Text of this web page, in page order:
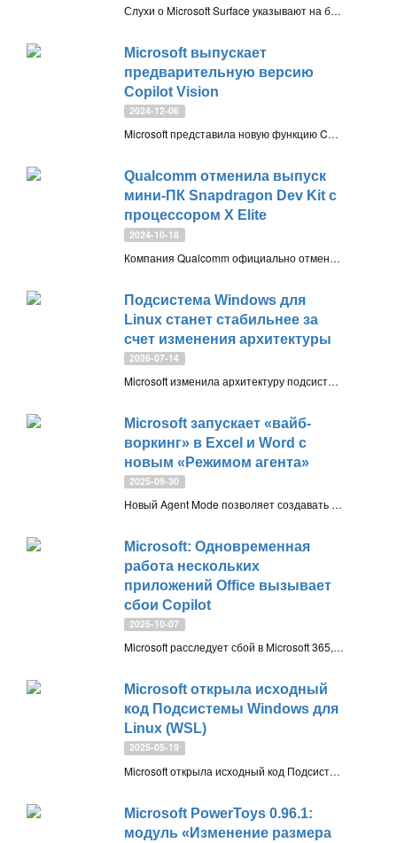
Слухи о Microsoft Surface указывают на большое обновление Copilot+ ПК в следующем году. Предполагается, что обновление линейки Surface в 2025 году включает ноутбуки Copilot Plus на базе Intel Lunar Lake
Microsoft выпускает
предварительную версию
Copilot Vision
2024-12-06
Microsoft представила новую функцию Copilot Vision, которая позволяет совместно просматривать и обсуждать веб-страницы. Она доступна в предварительной версии только для подписчиков Copilot Pro в США
Qualcomm отменила выпуск
мини-ПК Snapdragon Dev Kit с
процессором X Elite
2024-10-18
Компания Qualcomm официально отменила выпуск своего мини-ПК Snapdragon Dev Kit для Windows на базе Snapdragon X Elite, сославшись на несоответствие стандартам качества. Все покупатели получат полный возврат средств, даже если уже получили устройство
Подсистема Windows для
Linux станет стабильнее за
счет изменения архитектуры
2026-07-14
Microsoft изменила архитектуру подсистемы Windows для Linux (WSL), чтобы повысить ее стабильность. Теперь Linux-среда работает с ограничением ресурсов, что предотвращает зависание всей подсистемы при нехватке памяти, а также обеспечивает независимый запуск нескольких дистрибутивов
Microsoft запускает «вайб-
воркинг» в Excel и Word с
новым «Режимом агента»
2025-09-30
Новый Agent Mode позволяет создавать сложные таблицы и документы в Excel и Word по одному запросу, превращая работу в диалог с ИИ. Дополнительно в Copilot Chat появился Office Agent а базе моделей Anthropic для генерации презентаций в PowerPoint
Microsoft: Одновременная
работа нескольких
приложений Office вызывает
сбои Copilot
2025-10-07
Microsoft расследует сбой в Microsoft 365, при котором панель Copilot не открывается при одновременном запуске нескольких приложений Office, использующих WebView2. Также отмечены вылеты в классическом Outlook и ложные предупреждения в Microsoft Defender
Microsoft открыла исходный
код Подсистемы Windows для
Linux (WSL)
2025-05-19
Microsoft открыла исходный код Подсистемы Windows для Linux (WSL). Теперь проект доступен на GitHub, а разработчики могут участвовать в его развитии, вносить правки и улучшения
Microsoft PowerToys 0.96.1:
модуль «Изменение размера